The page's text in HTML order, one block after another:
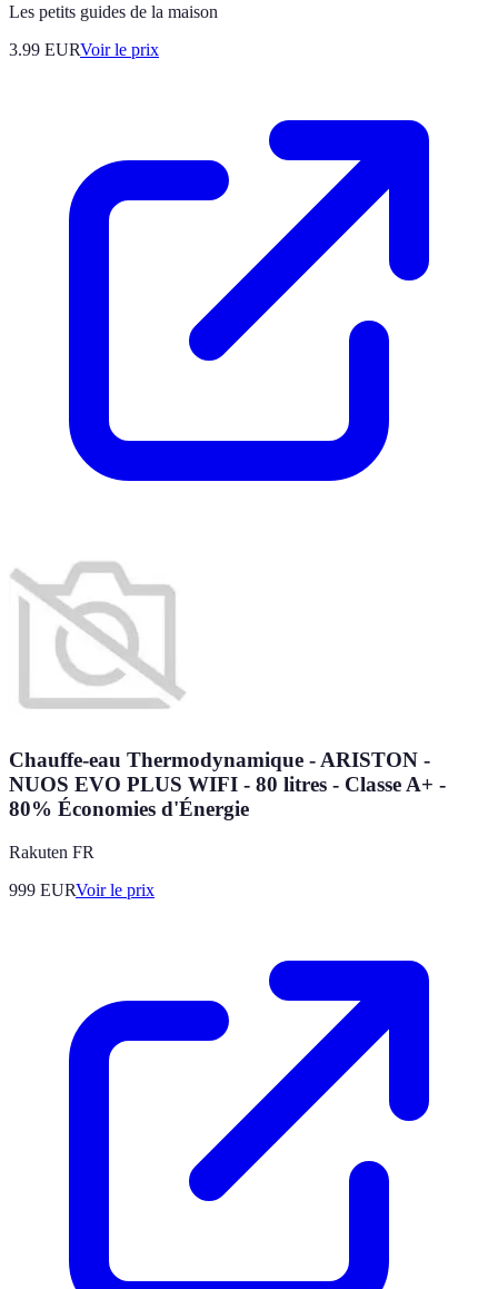
Les petits guides de la maison
3.99 EURVoir le prix
Chauffe-eau Thermodynamique - ARISTON -
NUOS EVO PLUS WIFI - 80 litres - Classe A+ -
80% Économies d'Énergie
Rakuten FR
999 EURVoir le prix